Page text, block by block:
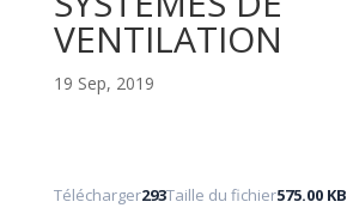
VENTILATION
19 Sep, 2019
Télécharger293Taille du fichier575.00 KB